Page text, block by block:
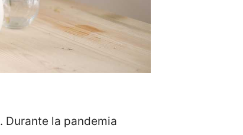
. Durante la pandemia